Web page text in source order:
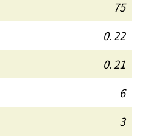
75
0.22
0.21
6
3